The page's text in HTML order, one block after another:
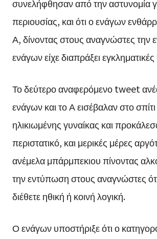
συνελήφθησαν από την αστυνομία
περιουσίας, και ότι ο ενάγων
Α, δίνοντας στους αναγνώστες την
ενάγων είχε διαπράξει
Το δεύτερο αναφερόμενο tweet
ενάγων και το Α εισέβαλαν στο σπίτι
ηλικιωμένης γυναίκας και
περιστατικό, και μερικές μέρες
ανέμελα μπάρμπεκιου πίνοντας
την εντύπωση στους αναγνώστες
διέθετε ηθική ή κοινή λογική.
Ο ενάγων υποστήριξε ότι ο